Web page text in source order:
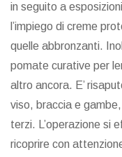
in seguito a
l’impiego di creme
quelle abbronzanti.
pomate curative per
altro ancora. E’
viso, braccia e
terzi. L’operazione si
ricoprire con